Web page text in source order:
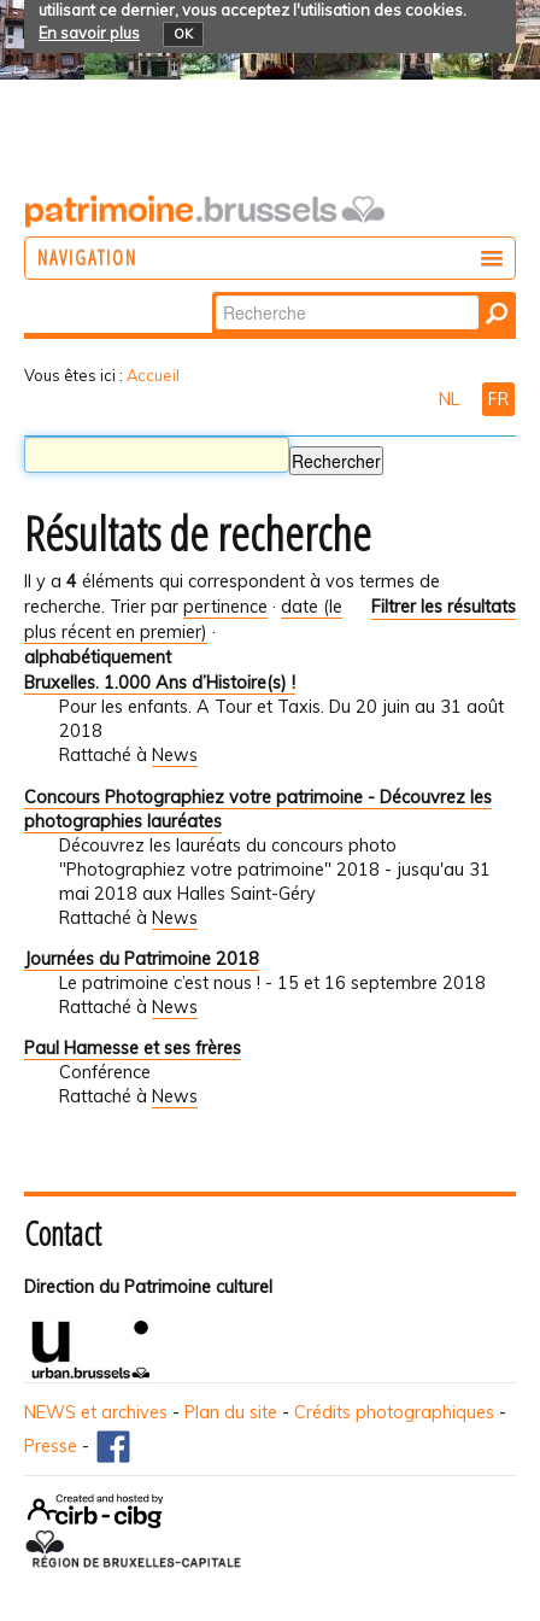
utilisant ce dernier, vous acceptez l'utilisation des cookies.
En savoir plus
OK
NAVIGATION
Chercher par
Recherche
Vous êtes ici : Accueil
NL FR
Résultats de recherche
Il y a 4 éléments qui correspondent à vos termes de
recherche.
Filtrer les résultats
Trier par pertinence · date (le
plus récent en premier) ·
alphabétiquement
Bruxelles. 1.000 Ans d’Histoire(s) !
Pour les enfants. A Tour et Taxis. Du 20 juin au 31 août
2018
Rattaché à News
Concours Photographiez votre patrimoine - Découvrez les
photographies lauréates
Découvrez les lauréats du concours photo
"Photographiez votre patrimoine" 2018 - jusqu'au 31
mai 2018 aux Halles Saint-Géry
Rattaché à News
Journées du Patrimoine 2018
Le patrimoine c’est nous ! - 15 et 16 septembre 2018
Rattaché à News
Paul Hamesse et ses frères
Conférence
Rattaché à News
Contact
Direction du Patrimoine culturel
NEWS et archives - Plan du site - Crédits photographiques -
Presse -